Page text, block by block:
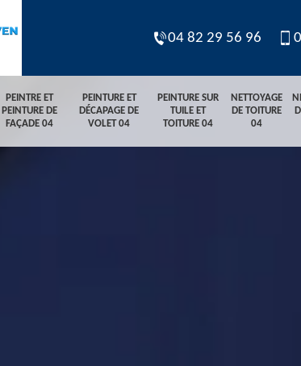
04 82 29 56 96
PEINTRE ET
PEINTURE DE
FAÇADE 04
PEINTURE ET
DÉCAPAGE DE
VOLET 04
PEINTURE SUR
TUILE ET
TOITURE 04
NETTOYAGE
DE TOITURE
04